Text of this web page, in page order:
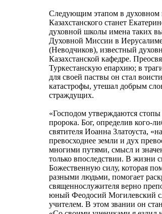
Следующим этапом в духовном
Казахстанского станет
духовной школы имена таких
Духовной Миссии в
(Неводчиков), известный
Казахстанской кафедре.
Туркестанскую епархию; в
для своей паствы он стал
катастрофы, утешал добрым
страждущих.
«Господом утверждаются
пророка. Бог, определив кого-
святителя Иоанна Златоуста,
превосходнее земли и дух
многими путями, смысл и
только впоследствии. В жизни
Божественную силу, которая
разными людьми, помогает
священнослужителя верно
юный Феодосий Могилевский
учителем. В этом звании он